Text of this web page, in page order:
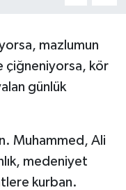
mazlumun
çiğneniyorsa, kör
günlük
Muhammed, Ali
medeniyet
kurban.